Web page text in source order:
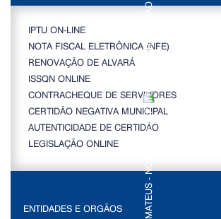
IPTU ON-LINE
NOTA FISCAL ELETRÔNICA (NFE)
RENOVAÇÃO DE ALVARÁ
ISSQN ONLINE
CONTRACHEQUE DE SERVIDORES
CERTIDÃO NEGATIVA MUNICIPAL
AUTENTICIDADE DE CERTIDÃO
LEGISLAÇÃO ONLINE
ENTIDADES E ORGÃOS